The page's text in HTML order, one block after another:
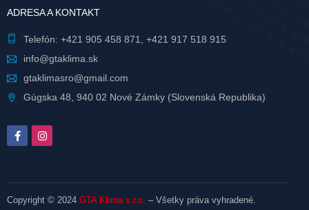
ADRESA A KONTAKT
Telefón: +421 905 458 871, +421 917 518 915
info@gtaklima.sk
gtaklimasro@gmail.com
Gúgska 48, 940 02 Nové Zámky (Slovenská Republika)
Copyright © 2024 GTA Klíma s.r.o. – Všetky práva vyhradené.